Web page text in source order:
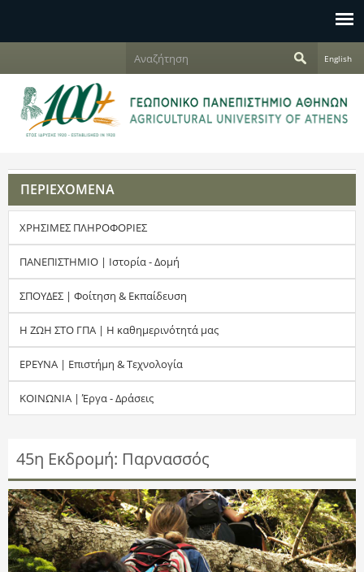
Φ
ό
μ
α
α
ν
α
ζ
ή
τ
σ
η
ς
ζ
ή
τ
η
English
ΠΕΡΙΕΧΟΜΕΝΑ
ΧΡΗΣΙΜΕΣ ΠΛΗΡΟΦΟΡΙΕΣ
ΠΑΝΕΠΙΣΤΗΜΙΟ | Ιστορία - Δομή
ΣΠΟΥΔΕΣ | Φοίτηση & Εκπαίδευση
Η ΖΩΗ ΣΤΟ ΓΠΑ | Η καθημερινότητά μας
ΕΡΕΥΝΑ | Επιστήμη & Τεχνολογία
ΚΟΙΝΩΝΙΑ | Έργα - Δράσεις
45η Εκδρομή: Παρνασσός